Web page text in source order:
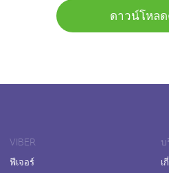
ดาวน์โหล
VIBER
ฟีเจอร์
บ
เ